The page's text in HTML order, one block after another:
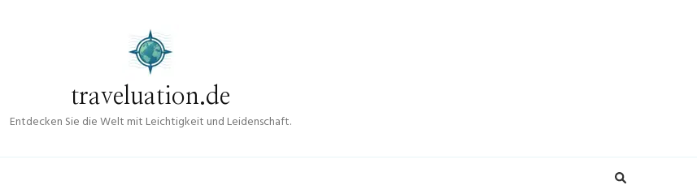
traveluation.de
Entdecken Sie die Welt mit Leichtigkeit und Leidenschaft.